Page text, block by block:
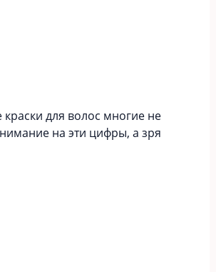
для волос многие не
на эти цифры, а зря